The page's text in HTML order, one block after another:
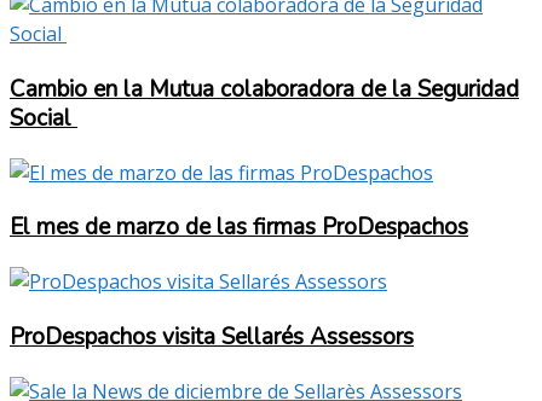
Cambio en la Mutua colaboradora de la Seguridad
Social
El mes de marzo de las firmas ProDespachos
ProDespachos visita Sellarés Assessors